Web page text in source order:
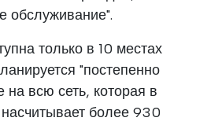
обслуживание".
только в 10 местах
"постепенно
на всю сеть, которая в
более 930